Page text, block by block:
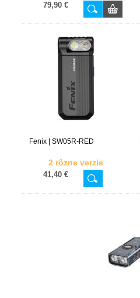
79,90 €
Fenix | SW05R-RED
2 rôzne verzie
41,40 €